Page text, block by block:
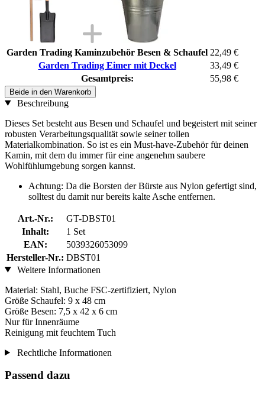
Garden Trading Kaminzubehör Besen & Schaufel 22,49 €
Garden Trading Eimer mit Deckel
33,49 €
Gesamtpreis:
55,98 €
Beide in den Warenkorb
Beschreibung
Dieses Set besteht aus Besen und Schaufel und begeistert mit seiner
robusten Verarbeitungsqualität sowie seiner tollen
Materialkombination. So ist es ein Must-have-Zubehör für deinen
Kamin, mit dem du immer für eine angenehm saubere
Wohlfühlumgebung sorgen kannst.
Achtung: Da die Borsten der Bürste aus Nylon gefertigt sind,
solltest du damit nur bereits kalte Asche entfernen.
Art.-Nr.:
GT-DBST01
Inhalt:
1 Set
EAN:
5039326053099
Hersteller-Nr.: DBST01
Weitere Informationen
Material: Stahl, Buche FSC-zertifiziert, Nylon
Größe Schaufel: 9 x 48 cm
Größe Besen: 7,5 x 42 x 6 cm
Nur für Innenräume
Reinigung mit feuchtem Tuch
Rechtliche Informationen
Passend dazu